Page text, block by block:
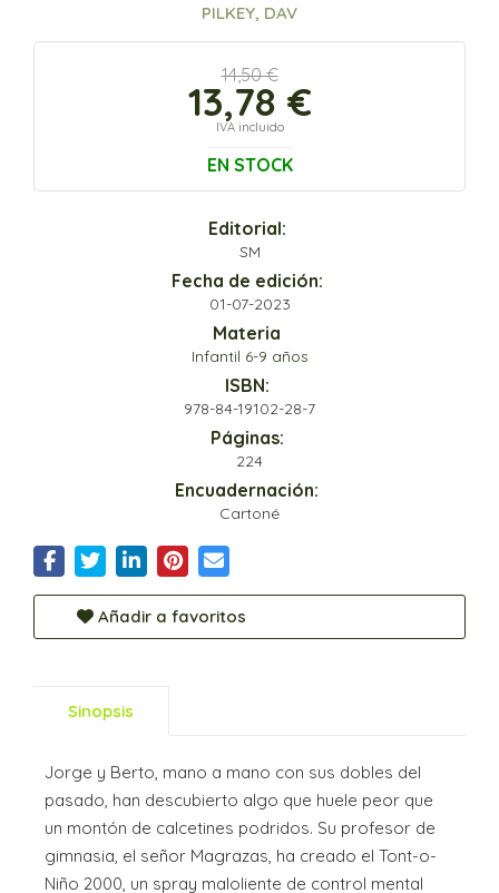
PILKEY, DAV
14,50 €
13,78 €
IVA incluido
EN STOCK
Editorial:
SM
Fecha de edición:
01-07-2023
Materia
Infantil 6-9 años
ISBN:
978-84-19102-28-7
Páginas:
224
Encuadernación:
Cartoné
Añadir a favoritos
Sinopsis
Jorge y Berto, mano a mano con sus dobles del
pasado, han descubierto algo que huele peor que
un montón de calcetines podridos. Su profesor de
gimnasia, el señor Magrazas, ha creado el Tont-o-
Niño 2000, un spray maloliente de control mental